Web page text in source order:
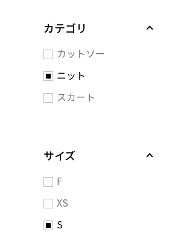
カテゴリ
カットソー
ニット
スカート
サイズ
F
XS
S